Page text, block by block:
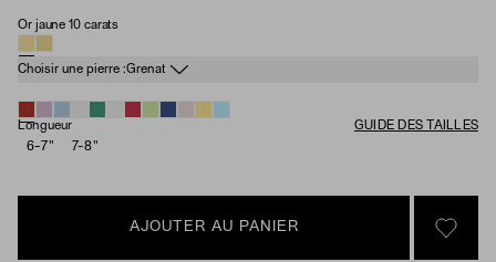
Matériau
Or jaune 10 carats
Pierre de naissance
Choisir une pierre :Grenat
Longueur
GUIDE DES TAILLES
6-7"
7-8"
AJOUTER AU PANIER
SIGN